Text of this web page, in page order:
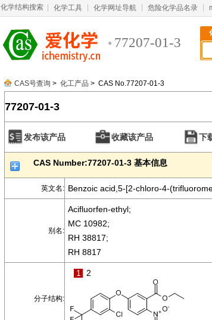
化学结构搜索 化学工具 化学网址导航 危险化学品名录
77207-01-3
CAS号查询 > 化工产品 > CAS No.77207-01-3
77207-01-3
发布该产品 收藏该产品 下
CAS Number:77207-01-3 基本信息
英文名: Benzoic acid,5-[2-chloro-4-
别名:
Acifluorfen-ethyl;
MC 10982;
RH 38817;
RH 8817
分子结构:
1 2